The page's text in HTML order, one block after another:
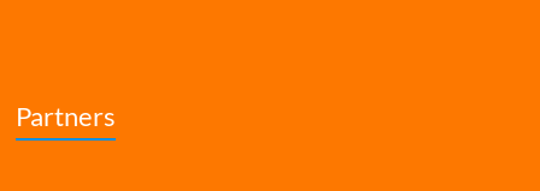
Partners